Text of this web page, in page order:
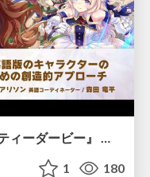
1 180